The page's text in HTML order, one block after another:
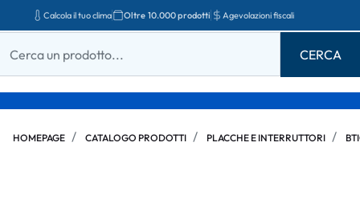
Calcola il tuo clima Oltre 10.000 prodotti Agevolazioni fiscali
HOMEPAGE CATALOGO PRODOTTI PLACCHE E INTERRUTTORI